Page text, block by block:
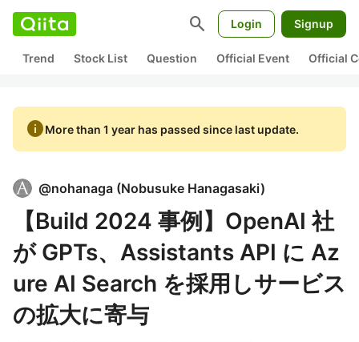
search Login Signup
Trend Stock List Question Official Event Official
infoMore than 1 year has passed since last update.
@nohanaga (Nobusuke Hanagasaki)
【Build 2024 事例】OpenAI 社
が GPTs、Assistants API に Az
ure AI Search を採用しサービス
の拡大に寄与